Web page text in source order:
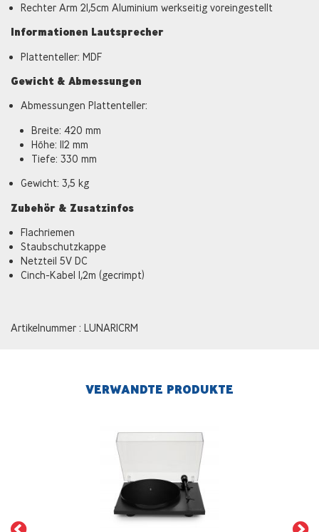
Rechter Arm 21,5cm Aluminium werkseitig voreingestellt
Informationen Lautsprecher
Plattenteller: MDF
Gewicht & Abmessungen
Abmessungen Plattenteller:
Breite: 420 mm
Höhe: 112 mm
Tiefe: 330 mm
Gewicht: 3,5 kg
Zubehör & Zusatzinfos
Flachriemen
Staubschutzkappe
Netzteil 5V DC
Cinch-Kabel 1,2m (gecrimpt)
Artikelnummer : LUNAR1CRM
VERWANDTE PRODUKTE